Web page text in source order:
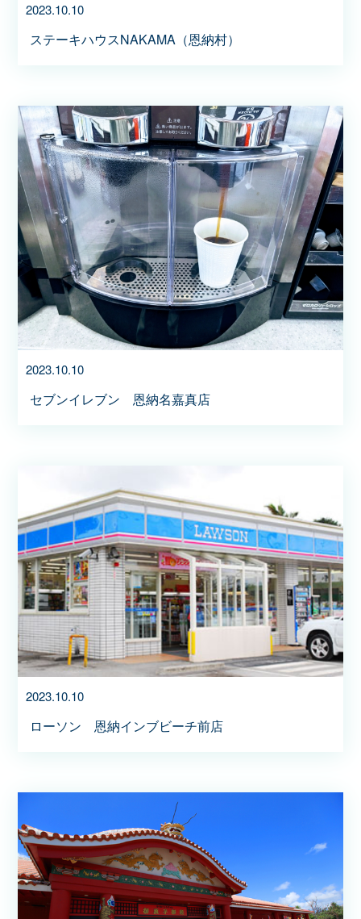
2023.10.10
ステーキハウスNAKAMA（恩納村）
2023.10.10
セブンイレブン 恩納名嘉真店
2023.10.10
ローソン 恩納インブビーチ前店